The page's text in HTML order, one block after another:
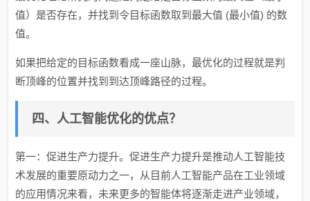
值）是否存在，并找到令目标函数取到最大值 (最小值) 的数
值。
如果把给定的目标函数看成一座山脉，最优化的过程就是判
断顶峰的位置并找到到达顶峰路径的过程。
四、人工智能优化的优点？
第一：促进生产力提升。促进生产力提升是推动人工智能技
术发展的重要原动力之一，从目前人工智能产品在工业领域
的应用情况来看，未来更多的智能体将逐渐走进产业领域，